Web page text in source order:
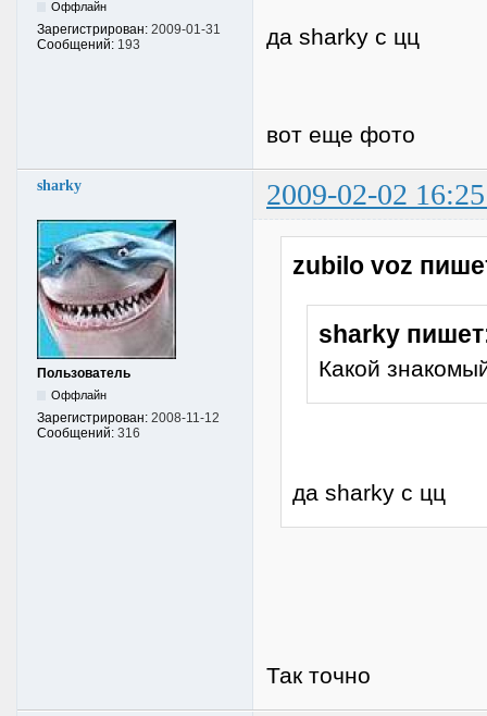
Оффлайн
Зарегистрирован: 2009-01-31
Сообщений: 193 да sharky с цц
вот еще фото
sharky 2009-02-02
Пользователь
Оффлайн
Зарегистрирован: 2008-11-12
Сообщений: 316
zubilo voz
sharky
Какой
да sharky с цц
Так точно